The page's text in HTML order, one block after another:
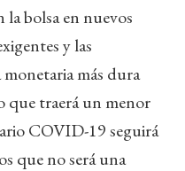
la bolsa en nuevos
y las
más dura
que traerá un menor
COVID-19 seguirá
que no será una